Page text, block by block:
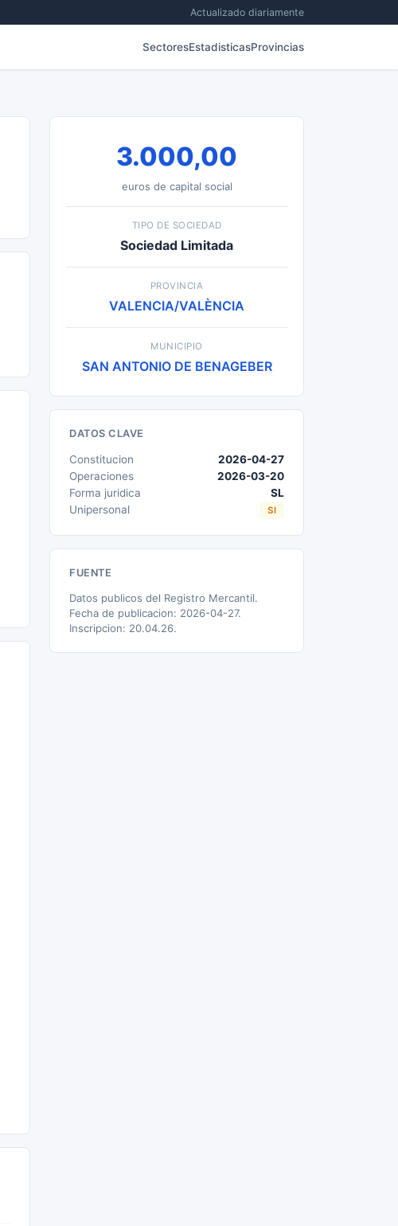
Actualizado diariamente
SectoresEstadisticasProvincias
3.000,00
euros de capital social
TIPO DE SOCIEDAD
Sociedad Limitada
PROVINCIA
VALENCIA/VALÈNCIA
MUNICIPIO
SAN ANTONIO DE BENAGEBER
DATOS CLAVE
Constitucion
2026-04-27
Operaciones
2026-03-20
Forma juridica
SL
Unipersonal
SI
FUENTE
Datos publicos del Registro Mercantil.
Fecha de publicacion: 2026-04-27.
Inscripcion: 20.04.26.